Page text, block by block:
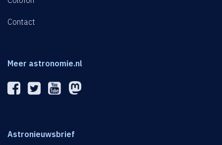
Contact
Meer astronomie.nl
Astronieuwsbrief